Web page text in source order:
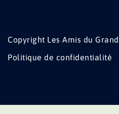
Copyright Les Amis du
Politique de confidentialité